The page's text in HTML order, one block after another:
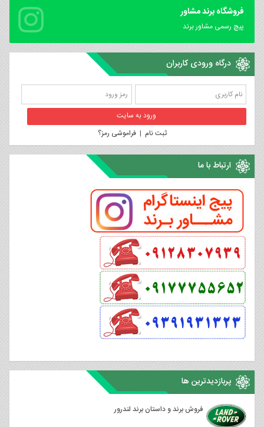
فروشگاه برند مشاور
پیچ رسمی مشاور برند
درگاه ورودی کاربران
ثبت نام |فراموشی رمز؟
ارتباط با ما
پربازدیدترین ها
فروش برند و داستان برند لندرور